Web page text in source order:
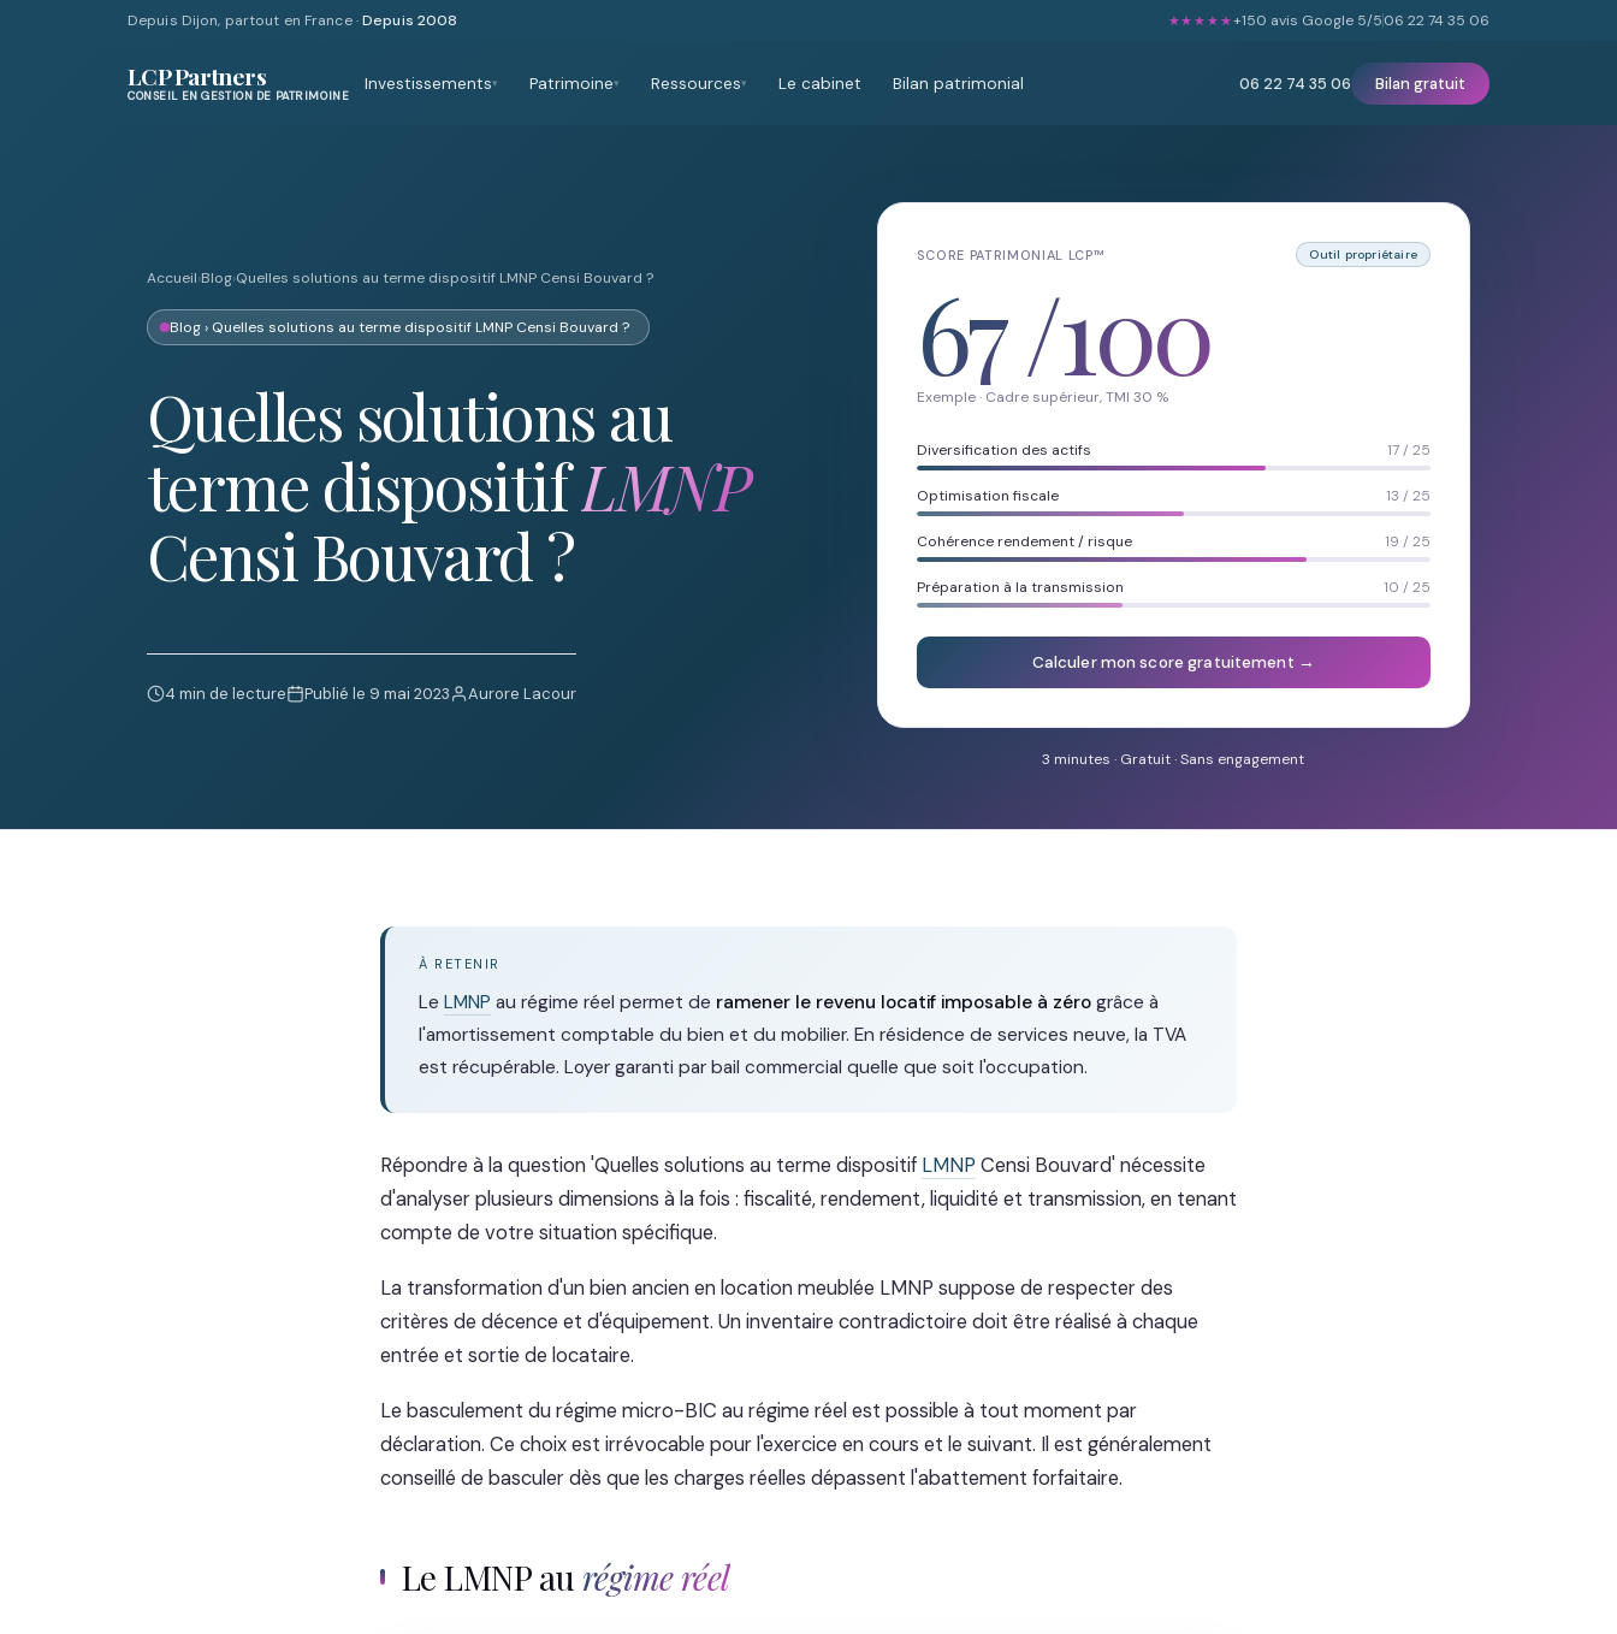
Depuis Dijon, partout en France ·Depuis 2008 ★★★★★+150 avis Google 5/506 22 74 35 06
LCP Partners
CONSEIL EN GESTION DE PATRIMOINE
Investissements▾ Patrimoine▾ Ressources▾ Le cabinet Bilan patrimonial 06 22 74 35 06 Bilan gratuit
Accueil›Blog›Quelles solutions au terme dispositif LMNP Censi Bouvard ?
Blog › Quelles solutions au terme dispositif LMNP Censi Bouvard ?
Quelles solutions au
terme dispositifLMNP
Censi Bouvard ?
4 min de lecture Publié le 9 mai 2023 Aurore Lacour
SCORE PATRIMONIAL LCP™ Outil propriétaire
67/100
Exemple · Cadre supérieur, TMI 30 %
Diversification des actifs 17 / 25
Optimisation fiscale 13 / 25
Cohérence rendement / risque 19 / 25
Préparation à la transmission 10 / 25
Calculer mon score gratuitement →
3 minutes · Gratuit · Sans engagement
À RETENIR
Le LMNP au régime réel permet de ramener le revenu locatif imposable à zéro grâce à
l'amortissement comptable du bien et du mobilier. En résidence de services neuve, la TVA
est récupérable. Loyer garanti par bail commercial quelle que soit l'occupation.
Répondre à la question 'Quelles solutions au terme dispositif LMNP Censi Bouvard' nécessite
d'analyser plusieurs dimensions à la fois : fiscalité, rendement, liquidité et transmission, en tenant
compte de votre situation spécifique.
La transformation d'un bien ancien en location meublée LMNP suppose de respecter des
critères de décence et d'équipement. Un inventaire contradictoire doit être réalisé à chaque
entrée et sortie de locataire.
Le basculement du régime micro-BIC au régime réel est possible à tout moment par
déclaration. Ce choix est irrévocable pour l'exercice en cours et le suivant. Il est généralement
conseillé de basculer dès que les charges réelles dépassent l'abattement forfaitaire.
Le LMNP au régime réel